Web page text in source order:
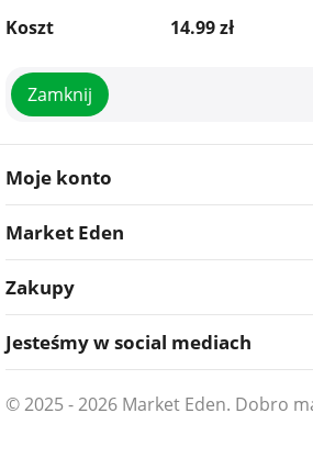
Koszt
14.99zł
Zamknij
Moje konto
Market Eden
Zakupy
Jesteśmy w social mediach
© 2025 - 2026 Market Eden. Dobro